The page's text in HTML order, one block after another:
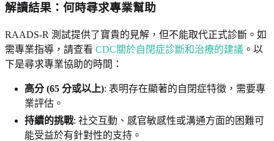
解讀結果：何時尋求專業幫助
RAADS-R 測試提供了寶貴的見解，但不能取代正式診斷。如
需專業指導，請查看 CDC關於自閉症診斷和治療的建議 。以
下是尋求專業協助的時間：
高分 (65 分或以上): 表明存在顯著的自閉症特徵，需要專
業評估。
持續的挑戰: 社交互動、感官敏感性或溝通方面的困難可
能受益於有針對性的支持。